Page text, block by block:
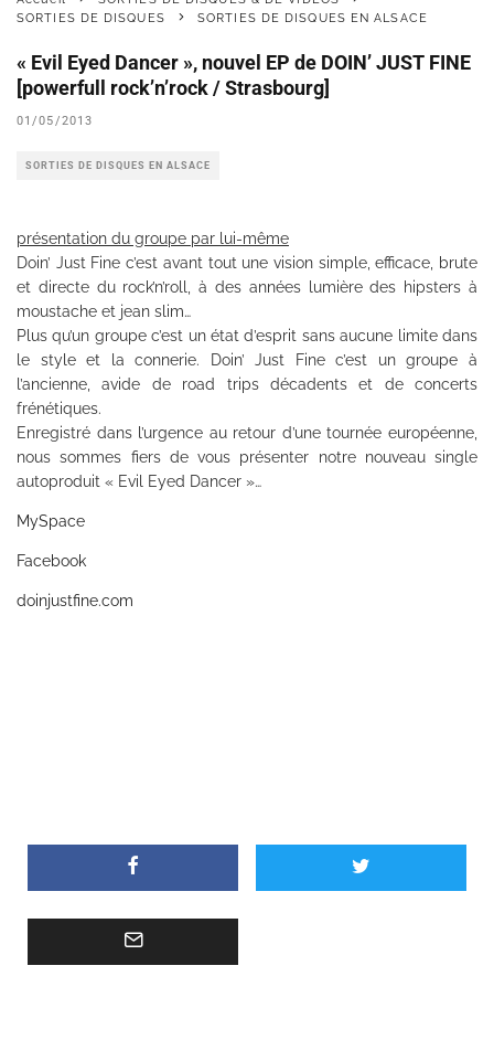
SORTIES DE DISQUES
SORTIES DE DISQUES EN ALSACE
« Evil Eyed Dancer », nouvel EP de DOIN’ JUST FINE
[powerfull rock’n’rock / Strasbourg]
01/05/2013
SORTIES DE DISQUES EN ALSACE
présentation du groupe par lui-même
Doin’ Just Fine c’est avant tout une vision simple, efficace, brute
et directe du rock’n’roll, à des années lumière des hipsters à
moustache et jean slim…
Plus qu’un groupe c’est un état d’esprit sans aucune limite dans
le style et la connerie. Doin’ Just Fine c’est un groupe à
l’ancienne, avide de road trips décadents et de concerts
frénétiques.
Enregistré dans l’urgence au retour d’une tournée européenne,
nous sommes fiers de vous présenter notre nouveau single
autoproduit « Evil Eyed Dancer »…
MySpace
Facebook
doinjustfine.com